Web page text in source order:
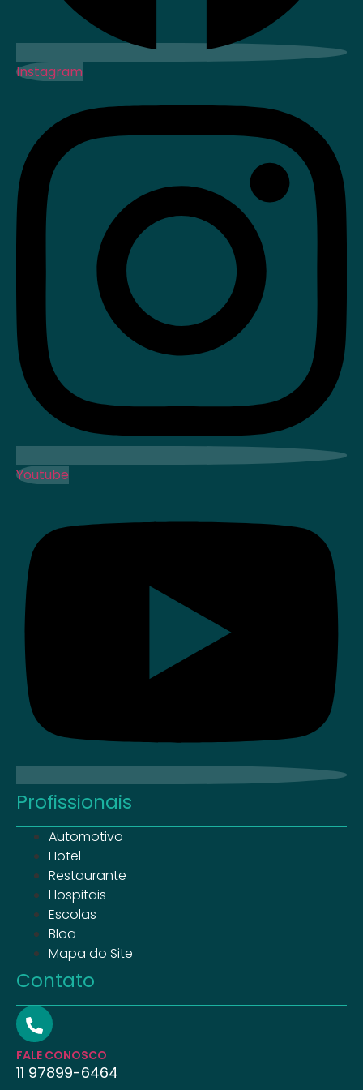
Instagram
Youtube
Profissionais
Automotivo
Hotel
Restaurante
Hospitais
Escolas
Blog
Mapa do Site
Contato
FALE CONOSCO
11 97899-6464